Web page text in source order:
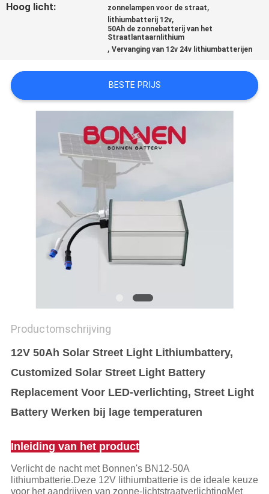
Hoog licht: zonnelampen voor de straat,
lithiumbatterij 12v,
50Ah de zonnebatterij van het
Straatlantaarnlithium
,Vervanging van 12v 24v lithiumbatterijen
BESTE PRIJS
Productomschrijving
12V 50Ah Solar Street Light Lithiumbattery,
Customized Solar Street Light Battery
Replacement Voor LED-verlichting, Street Light
Battery Werken bij lage temperaturen
Inleiding van het product
Verlicht de nacht met Bonnen's BN12-50A
lithiumbatterie.Deze 12V lithiumbatterie is de ideale keuze
voor het aandrijven van zonne-lichtstraatverlichtingMet